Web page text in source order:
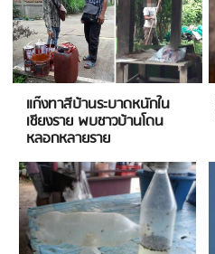
แก๊งทาสีบ้านระบาดหนักใน
เชียงราย พบชาวบ้านโดน
หลอกหลายราย